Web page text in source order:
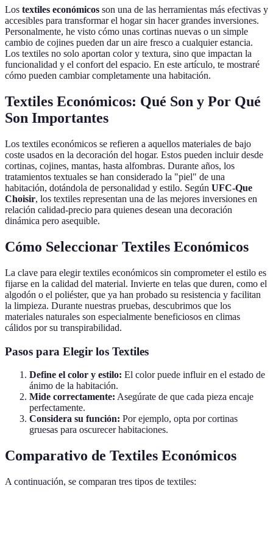
Los textiles económicos son una de las herramientas más efectivas y
accesibles para transformar el hogar sin hacer grandes inversiones.
Personalmente, he visto cómo unas cortinas nuevas o un simple
cambio de cojines pueden dar un aire fresco a cualquier estancia.
Los textiles no solo aportan color y textura, sino que impactan la
funcionalidad y el confort del espacio. En este artículo, te mostraré
cómo pueden cambiar completamente una habitación.
Textiles Económicos: Qué Son y Por Qué
Son Importantes
Los textiles económicos se refieren a aquellos materiales de bajo
coste usados en la decoración del hogar. Estos pueden incluir desde
cortinas, cojines, mantas, hasta alfombras. Durante años, los
tratamientos textuales se han considerado la "piel" de una
habitación, dotándola de personalidad y estilo. Según UFC-Que
Choisir, los textiles representan una de las mejores inversiones en
relación calidad-precio para quienes desean una decoración
dinámica pero asequible.
Cómo Seleccionar Textiles Económicos
La clave para elegir textiles económicos sin comprometer el estilo es
fijarse en la calidad del material. Invierte en telas que duren, como el
algodón o el poliéster, que ya han probado su resistencia y facilitan
la limpieza. Durante nuestras pruebas, descubrimos que los
materiales naturales son especialmente beneficiosos en climas
cálidos por su transpirabilidad.
Pasos para Elegir los Textiles
Define el color y estilo: El color puede influir en el estado de
ánimo de la habitación.
Mide correctamente: Asegúrate de que cada pieza encaje
perfectamente.
Considera su función: Por ejemplo, opta por cortinas
gruesas para oscurecer habitaciones.
Comparativo de Textiles Económicos
A continuación, se comparan tres tipos de textiles: